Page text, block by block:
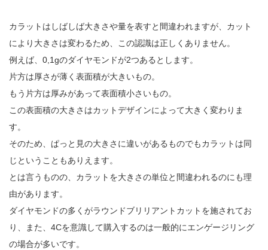
カラットはしばしば大きさや量を表すと間違われますが、カット
により大きさは変わるため、この認識は正しくありません。
例えば、0,1gのダイヤモンドが2つあるとします。
片方は厚さが薄く表面積が大きいもの。
もう片方は厚みがあって表面積小さいもの。
この表面積の大きさはカットデザインによって大きく変わりま
す。
そのため、ぱっと見の大きさに違いがあるものでもカラットは同
じということもありえます。
とは言うものの、カラットを大きさの単位と間違われるのにも理
由があります。
ダイヤモンドの多くがラウンドブリリアントカットを施されてお
り、また、4Cを意識して購入するのは一般的にエンゲージリング
の場合が多いです。